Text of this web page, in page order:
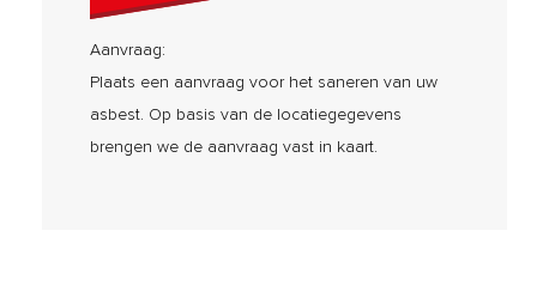
Aanvraag:
Plaats een aanvraag voor het saneren van uw
asbest. Op basis van de locatiegegevens
brengen we de aanvraag vast in kaart.